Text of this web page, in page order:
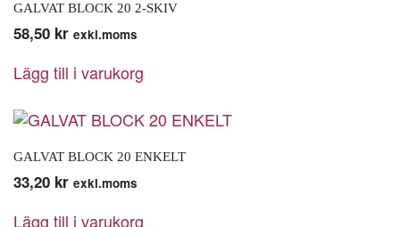
GALVAT BLOCK 20 2-SKIV
58,50 kr exkl.moms
Lägg till i varukorg
GALVAT BLOCK 20 ENKELT
33,20 kr exkl.moms
Lägg till i varukorg